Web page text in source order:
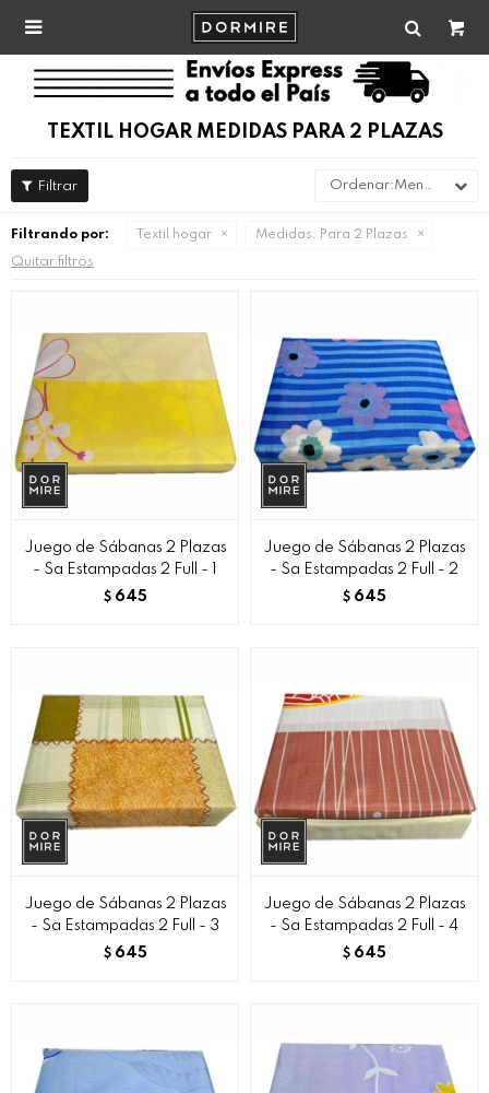

TEXTIL HOGAR MEDIDAS PARA 2 PLAZAS
Menor precio
Filtrando por: Textil hogar Medidas: Para 2 Plazas
Quitar filtros
Juego de Sábanas 2 Plazas
- Sa Estampadas 2 Full - 1
$ 645
Juego de Sábanas 2 Plazas
- Sa Estampadas 2 Full - 2
$ 645
Juego de Sábanas 2 Plazas
- Sa Estampadas 2 Full - 3
$ 645
Juego de Sábanas 2 Plazas
- Sa Estampadas 2 Full - 4
$ 645